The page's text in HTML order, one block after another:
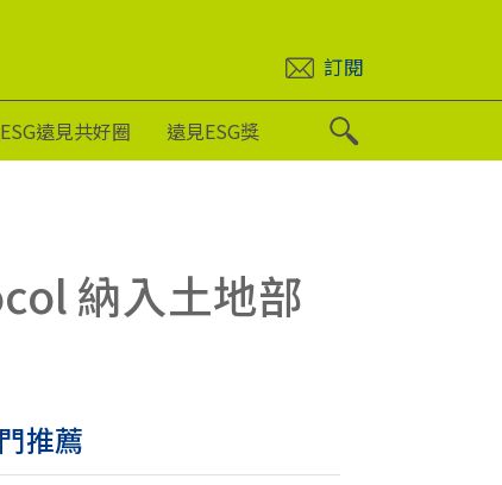
訂閱
ESG遠見共好圈 遠見ESG獎
納入土地部
推薦